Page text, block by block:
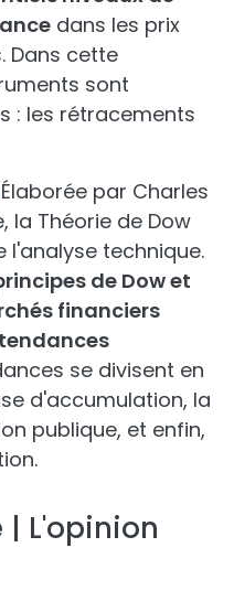
dans les prix
Dans cette
sont
: les rétracements
Élaborée par Charles
la Théorie de Dow
l'analyse technique.
de Dow et
financiers
se divisent en
d'accumulation, la
publique, et enfin,
| L'opinion